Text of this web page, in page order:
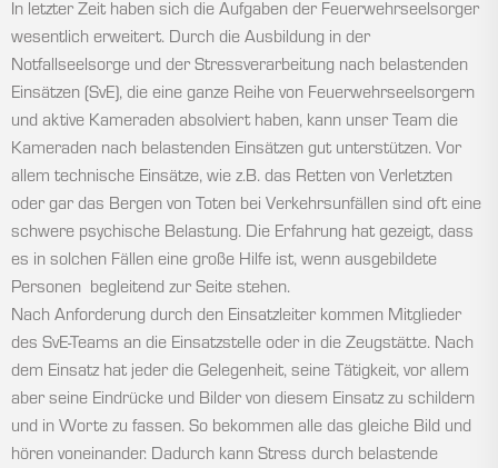
In letzter Zeit haben sich die Aufgaben der Feuerwehrseelsorger
wesentlich erweitert. Durch die Ausbildung in der
Notfallseelsorge und der Stressverarbeitung nach belastenden
Einsätzen (SvE), die eine ganze Reihe von Feuerwehrseelsorgern
und aktive Kameraden absolviert haben, kann unser Team die
Kameraden nach belastenden Einsätzen gut unterstützen. Vor
allem technische Einsätze, wie z.B. das Retten von Verletzten
oder gar das Bergen von Toten bei Verkehrsunfällen sind oft eine
schwere psychische Belastung. Die Erfahrung hat gezeigt, dass
es in solchen Fällen eine große Hilfe ist, wenn ausgebildete
Personen begleitend zur Seite stehen.
Nach Anforderung durch den Einsatzleiter kommen Mitglieder
des SvE-Teams an die Einsatzstelle oder in die Zeugstätte. Nach
dem Einsatz hat jeder die Gelegenheit, seine Tätigkeit, vor allem
aber seine Eindrücke und Bilder von diesem Einsatz zu schildern
und in Worte zu fassen. So bekommen alle das gleiche Bild und
hören voneinander. Dadurch kann Stress durch belastende